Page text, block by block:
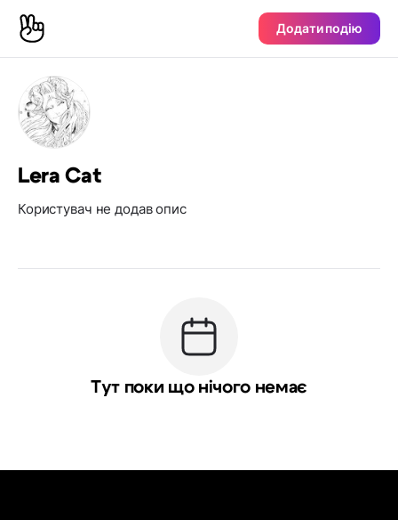
Додати подію
Lera Cat
Користувач не додав опис
Тут поки що нічого немає